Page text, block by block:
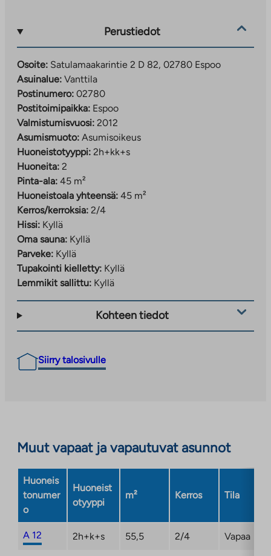
Perustiedot
Osoite: Satulamaakarintie 2 D 82, 02780 Espoo
Asuinalue: Vanttila
Postinumero: 02780
Postitoimipaikka: Espoo
Valmistumisvuosi: 2012
Asumismuoto: Asumisoikeus
Huoneistotyyppi: 2h+kk+s
Huoneita: 2
Pinta-ala: 45 m²
Huoneistoala yhteensä: 45 m²
Kerros/kerroksia: 2/4
Hissi: Kyllä
Oma sauna: Kyllä
Parveke: Kyllä
Tupakointi kielletty: Kyllä
Lemmikit sallittu: Kyllä
Kohteen tiedot
Siirry talosivulle
Muut vapaat ja vapautuvat asunnot
Huoneis
tonumer
o
Huoneist
otyyppi
m² Kerros Tila
A 12 2h+k+s 55,5 2/4 Vapaa